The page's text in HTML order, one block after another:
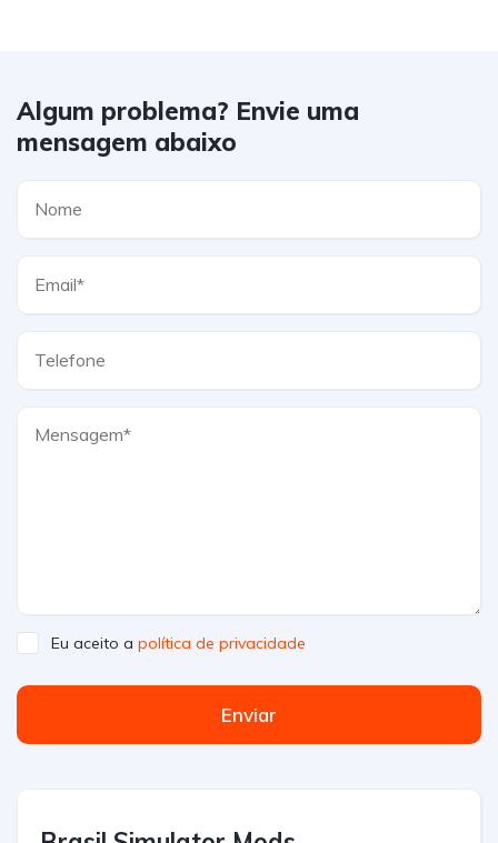
Algum problema? Envie uma
mensagem abaixo
Eu aceito a política de privacidade
Enviar